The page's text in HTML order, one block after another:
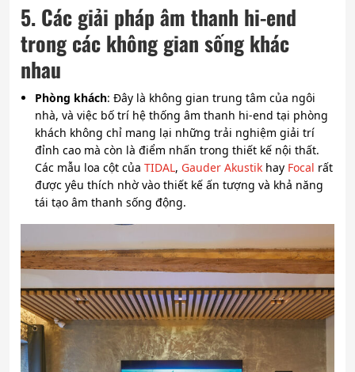
5. Các giải pháp âm thanh hi-end
trong các không gian sống khác
nhau
Phòng khách: Đây là không gian trung tâm của ngôi
nhà, và việc bố trí hệ thống âm thanh hi-end tại phòng
khách không chỉ mang lại những trải nghiệm giải trí
đỉnh cao mà còn là điểm nhấn trong thiết kế nội thất.
Các mẫu loa cột củaTIDAL, Gauder Akustik hay Focal rất
được yêu thích nhờ vào thiết kế ấn tượng và khả năng
tái tạo âm thanh sống động.